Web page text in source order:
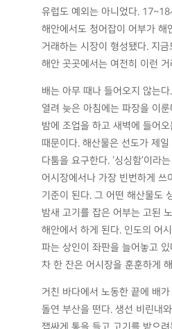
유럽도 예외는 아니었다.
해안에서도 청어잡이 어부가 해
거래하는 시장이 형성됐다. 지
해안 곳곳에서는 여전히 이런
배는 아무 때나 들어오지 않는
열려 늦은 아침에는 파장을 이
밤에 조업을 하고 새벽에 들어오
때문이다. 해산물은 선도가 제
다툼을 요구한다. ‘싱싱함’이라
어시장에서나 가장 빈번하게 쓰
기준이 된다. 그 어떤 해산물도
밤새 고기를 잡은 어부는 고된
해안에서 하게 된다. 인도의 어
파는 상인이 좌판을 늘어놓고
차 한 잔은 어시장을 훈훈하게
거친 바다에서 노동한 끝에 배
돌연 부산을 떤다. 생선 비린내